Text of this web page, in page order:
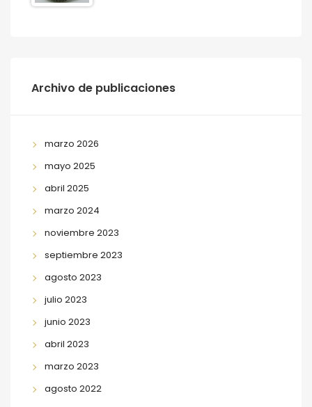
Archivo de publicaciones
marzo 2026
mayo 2025
abril 2025
marzo 2024
noviembre 2023
septiembre 2023
agosto 2023
julio 2023
junio 2023
abril 2023
marzo 2023
agosto 2022